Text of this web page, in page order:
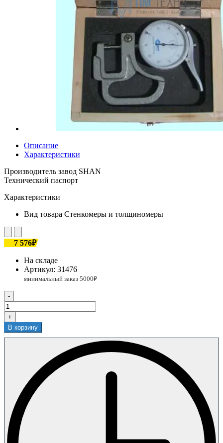
Описание
Характеристики
Производитель завод SHAN
Технический паспорт
Характеристики
Вид товара Стенкомеры и толщиномеры
7 576₽
На складе
Артикул: 31476
-
+
В корзину